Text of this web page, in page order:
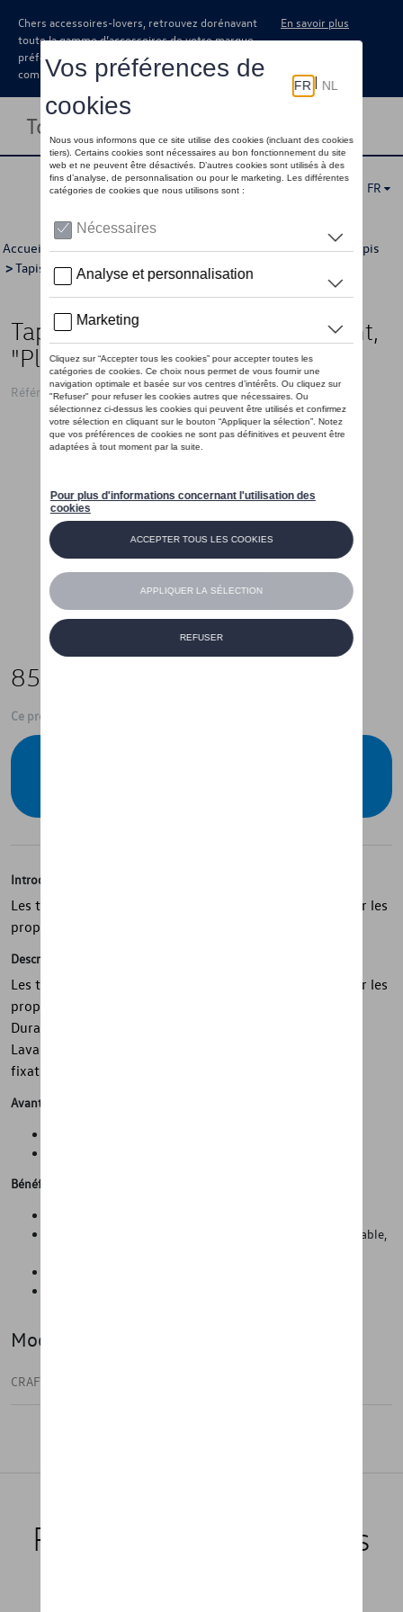
Chers accessoires-lovers, retrouvez dorénavant
toute la gamme d’accessoires de votre marque
préférée sous forme de catalogue à
commander auprès de votre concessionaire.
En savoir plus
Toggle navigation
FR
Accueil >Catalogue Volkswagen >Confort et protection >Tapis
>Tapis en caoutchouc > Détail
Tapis de sol en caoutchouc, Avant,
"Plus", Noir, conduite à gauche
Référence: 2E1061550 041
85,99 €
Ce produit n'est actuellement pas de stock
Introduction
Les tapis de sol en caoutchouc "Plus" se caractérisent par les
propriétés de produit suivantes :
Description
Les tapis de sol en caoutchouc "Plus" se caractérisent par les
propriétés de produit suivantes : - Ajustement précis -
Durable et résistant aux intempéries - Antidérapant -
Lavable et facile à nettoyer - Convient au système de
fixation Volkswagen - Résistant aux flammes
Avantages
Bénéfices
Protection contre les salissures telles que la poussière, le sable,
Modèle(s)
CRAFTER
Produits recommandés